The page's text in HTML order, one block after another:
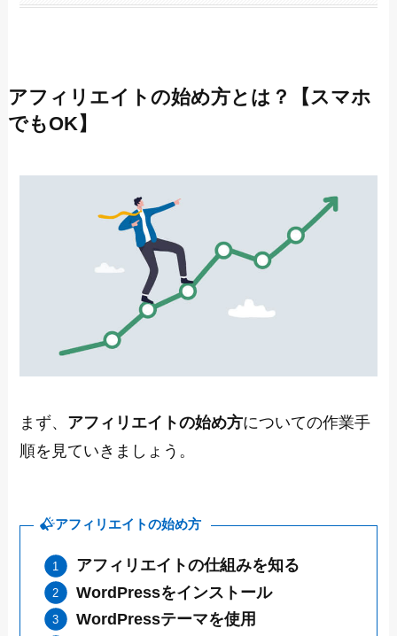
アフィリエイトの始め方とは？【スマホ
でもOK】
まず、 アフィリエイトの始め方についての作業手
順を見ていきましょう。
アフィリエイトの始め方
アフィリエイトの仕組みを知る
WordPressをインストール
WordPressテーマを使用